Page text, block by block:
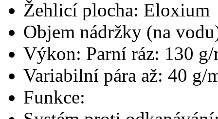
Žehlicí plocha: Eloxium
Objem nádržky (na
Výkon: Parní ráz: 130
Variabilní pára až: 40 g/
Funkce: